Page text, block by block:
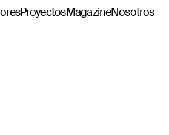
ProyectosMagazineNosotros